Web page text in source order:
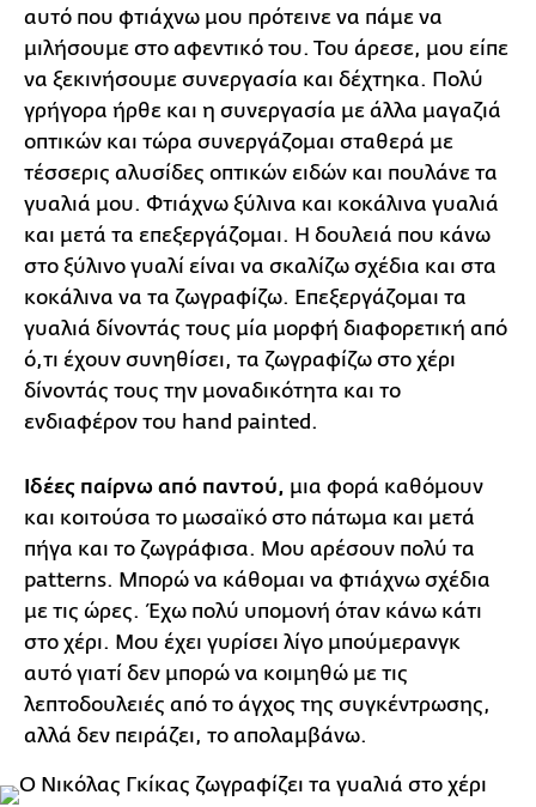
αυτό που φτιάχνω μου πρότεινε να πάμε να
μιλήσουμε στο αφεντικό του. Του άρεσε, μου είπε
να ξεκινήσουμε συνεργασία και δέχτηκα. Πολύ
γρήγορα ήρθε και η συνεργασία με άλλα μαγαζιά
οπτικών και τώρα συνεργάζομαι σταθερά με
τέσσερις αλυσίδες οπτικών ειδών και πουλάνε τα
γυαλιά μου. Φτιάχνω ξύλινα και κοκάλινα γυαλιά
και μετά τα επεξεργάζομαι. Η δουλειά που κάνω
στο ξύλινο γυαλί είναι να σκαλίζω σχέδια και στα
κοκάλινα να τα ζωγραφίζω. Επεξεργάζομαι τα
γυαλιά δίνοντάς τους μία μορφή διαφορετική από
ό,τι έχουν συνηθίσει, τα ζωγραφίζω στο χέρι
δίνοντάς τους την μοναδικότητα και το
ενδιαφέρον του hand painted.
Ιδέες παίρνω από παντού, μια φορά καθόμουν
και κοιτούσα το μωσαϊκό στο πάτωμα και μετά
πήγα και το ζωγράφισα. Μου αρέσουν πολύ τα
patterns. Μπορώ να κάθομαι να φτιάχνω σχέδια
με τις ώρες. Έχω πολύ υπομονή όταν κάνω κάτι
στο χέρι. Μου έχει γυρίσει λίγο μπούμερανγκ
αυτό γιατί δεν μπορώ να κοιμηθώ με τις
λεπτοδουλειές από το άγχος της συγκέντρωσης,
αλλά δεν πειράζει, το απολαμβάνω.